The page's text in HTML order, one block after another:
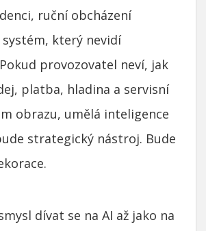
ruční obcházení
který nevidí
provozovatel neví, jak
platba, hladina a servisní
obrazu, umělá inteligence
strategický nástroj. Bude
dívat se na AI až jako na